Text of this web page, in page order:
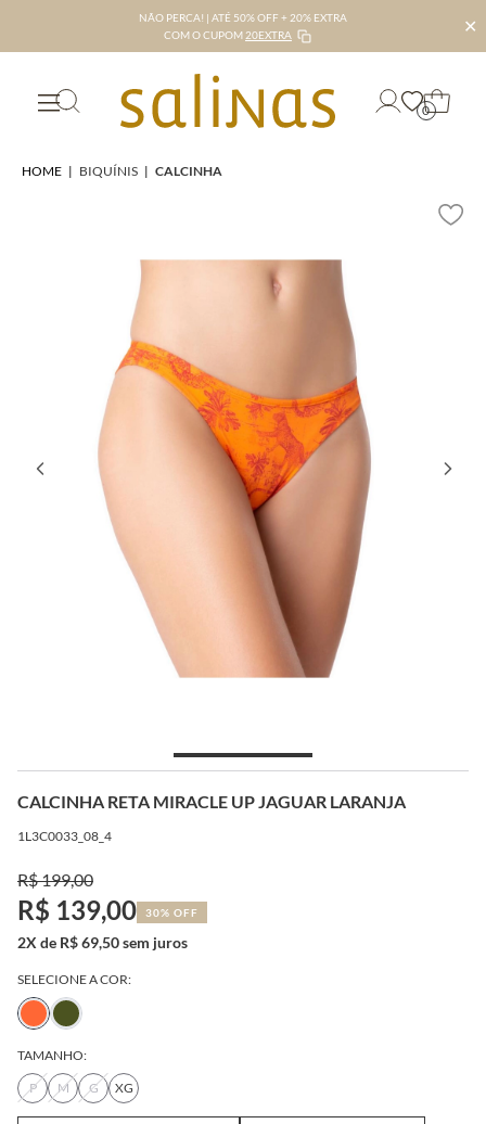
NÃO PERCA! | ATÉ 50% OFF + 20% EXTRA
COM O CUPOM 20EXTRA ✕
0
HOME | BIQUÍNIS | CALCINHA
CALCINHA RETA MIRACLE UP JAGUAR LARANJA
1L3C0033_08_4
R$ 199,00
R$ 139,00 30% OFF
2X de R$ 69,50 sem juros
SELECIONE A COR:
TAMANHO:
P
M G XG